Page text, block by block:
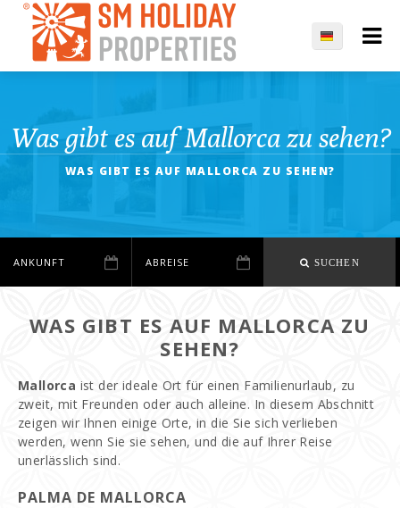
Was gibt es auf Mallorca zu sehen?
WAS GIBT ES AUF MALLORCA ZU SEHEN?
SUCHEN
WAS GIBT ES AUF MALLORCA ZU
SEHEN?
Mallorca ist der ideale Ort für einen Familienurlaub, zu
zweit, mit Freunden oder auch alleine. In diesem Abschnitt
zeigen wir Ihnen einige Orte, in die Sie sich verlieben
werden, wenn Sie sie sehen, und die auf Ihrer Reise
unerlässlich sind.
PALMA DE MALLORCA